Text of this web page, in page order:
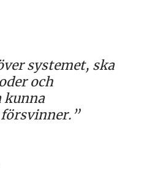
systemet, ska
och
kunna